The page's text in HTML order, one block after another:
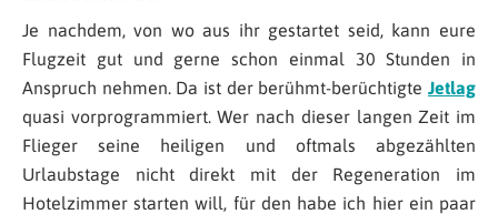
Je nachdem, von wo aus ihr gestartet seid, kann eure
Flugzeit gut und gerne schon einmal 30 Stunden in
Anspruch nehmen. Da ist der berühmt-berüchtigte Jetlag
quasi vorprogrammiert. Wer nach dieser langen Zeit im
Flieger seine heiligen und oftmals abgezählten
Urlaubstage nicht direkt mit der Regeneration im
Hotelzimmer starten will, für den habe ich hier ein paar